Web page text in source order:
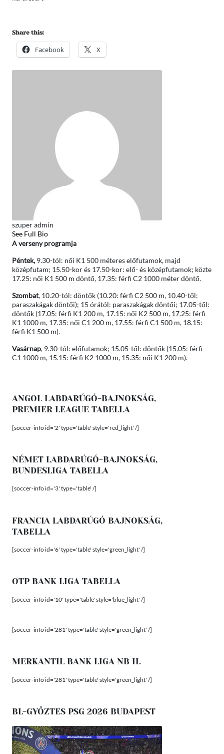
Share this:
Facebook X
szuper admin
See Full Bio
A verseny programja
Péntek,9.30-tól: női K1 500 méteres előfutamok, majd
középfutam; 15.50-kor és 17.50-kor: elő- és középfutamok; közte
17.25: női K1 500 m döntő, 17.35: férfi C2 1000 méter döntő.
Szombat, 10.20-tól: döntők (10.20: férfi C2 500 m, 10.40-től:
paraszakágak döntői); 15 órától: paraszakágak döntői; 17.05-től:
döntők (17.05: férfi K1 200 m, 17.15: női K2 500 m, 17.25: férfi
K1 1000 m, 17.35: női C1 200 m, 17.55: férfi C1 500 m, 18.15:
férfi K1 500 m).
Vasárnap, 9.30-tól: előfutamok; 15.05-től: döntők (15.05: férfi
C1 1000 m, 15.15: férfi K2 1000 m, 15.35: női K1 200 m).
ANGOL LABDARÚGÓ-BAJNOKSÁG,
PREMIER LEAGUE TABELLA
[soccer-info id='2' type='table' style='red_light' /]
NÉMET LABDARÚGÓ-BAJNOKSÁG,
BUNDESLIGA TABELLA
[soccer-info id='3' type='table' /]
FRANCIA LABDARÚGÓ BAJNOKSÁG,
TABELLA
[soccer-info id='6' type='table' style='green_light' /]
OTP BANK LIGA TABELLA
[soccer-info id='10' type='table' style='blue_light' /]
[soccer-info id='281' type='table' style='green_light' /]
MERKANTIL BANK LIGA NB II.
[soccer-info id='281' type='table' style='green_light' /]
BL-GYŐZTES PSG 2026 BUDAPEST